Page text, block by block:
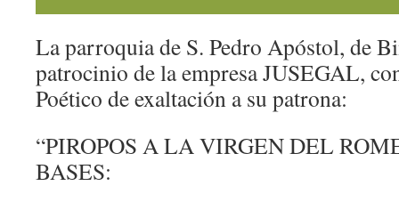
La parroquia de S. Pedro Apóstol, de
patrocinio de la empresa JUSEGAL,
Poético de exaltación a su patrona:
“PIROPOS A LA VIRGEN DEL
BASES: